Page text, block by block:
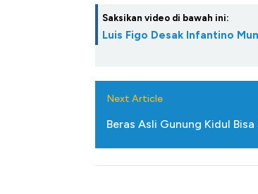
Saksikan video di bawah ini:
Luis Figo Desak Infantino
Next Article
Beras Asli Gunung Kidul